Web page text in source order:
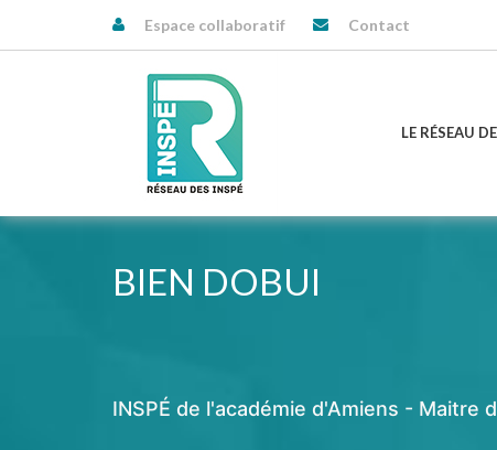
Espace collaboratif Contact
LE RÉSEAU
BIEN DOBUI
INSPÉ de l'académie d'Amiens - Maitre